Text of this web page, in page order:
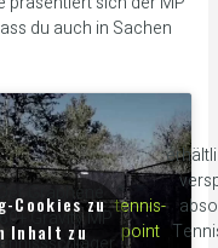
du auch in Sachen
Der Graphene
Gravity MPtennis-
point
Cookies zu
Inhalt zu